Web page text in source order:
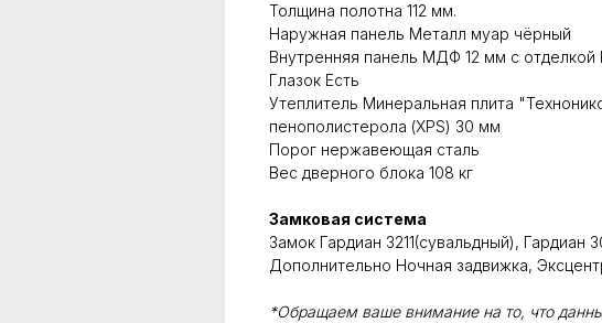
Толщина полотна 112 мм.
Наружная панель Металл муар чёрный
Внутренняя панель МДФ 12 мм с отделкой
Глазок Есть
Утеплитель Минеральная плита
пенополистерола (XPS) 30 мм
Порог нержавеющая сталь
Вес дверного блока 108 кг
Замковая система
Замок Гардиан 3211(сувальдный), Гардиан
Дополнительно Ночная задвижка,
*Обращаем ваше внимание на то, что